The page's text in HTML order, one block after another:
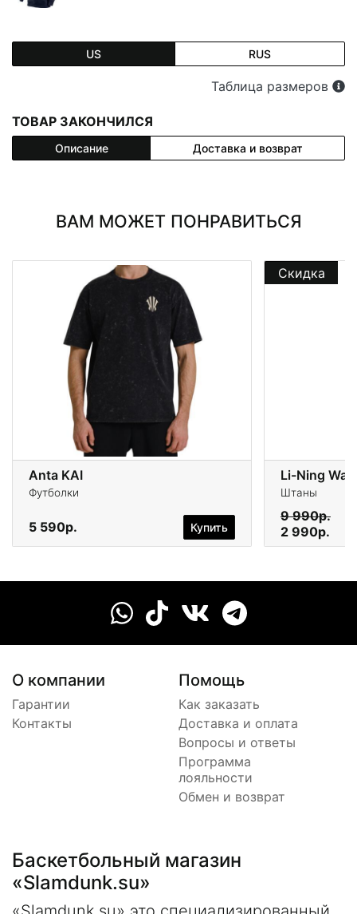
US RUS
Таблица размеров
ТОВАР ЗАКОНЧИЛСЯ
Описание Доставка и возврат
ВАМ МОЖЕТ ПОНРАВИТЬСЯ
Anta KAI
Футболки
5 590р. Купить
Скидка
Li-Ning
Штаны
9 990р.
2 990р.
О компании
Гарантии
Контакты
Помощь
Как заказать
Доставка и оплата
Вопросы и ответы
Программа
лояльности
Обмен и возврат
Баскетбольный магазин
«Slamdunk.su»